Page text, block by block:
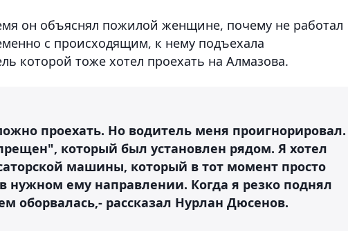
он объяснял пожилой женщине, почему не работал
с происходящим, к нему подъехала
которой тоже хотел проехать на Алмазова.
проехать. Но водитель меня проигнорировал.
который был установлен рядом. Я хотел
машины, который в тот момент просто
нужном ему направлении. Когда я резко поднял
оборвалась,- рассказал Нурлан Дюсенов.